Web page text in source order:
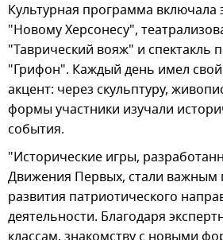
Культурная программа включала
"Новому Херсонесу",
"Таврический вояж" и спектакль
"Грифон". Каждый день имел
акцент: через скульптуру,
формы участники изучали
события.
"Исторические игры,
Движения Первых, стали
развития патриотического
деятельности. Благодаря